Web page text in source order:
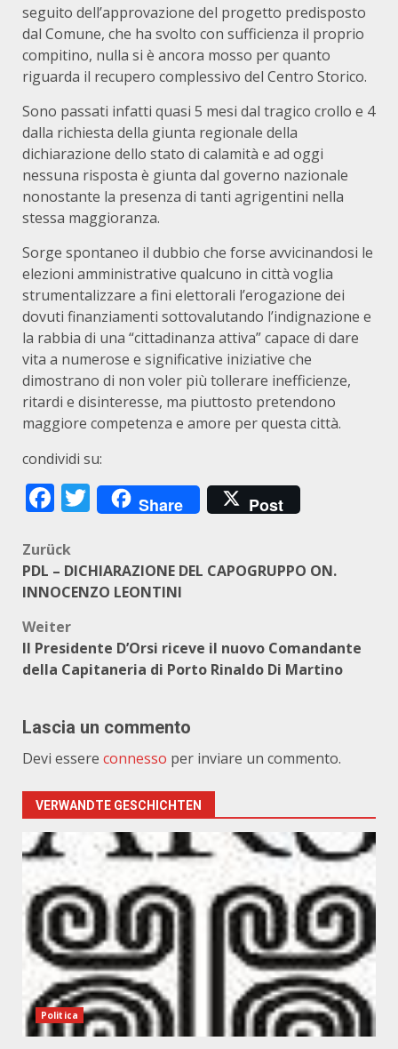
seguito dell’approvazione del progetto predisposto
dal Comune, che ha svolto con sufficienza il proprio
compitino, nulla si è ancora mosso per quanto
riguarda il recupero complessivo del Centro Storico.
Sono passati infatti quasi 5 mesi dal tragico crollo e 4
dalla richiesta della giunta regionale della
dichiarazione dello stato di calamità e ad oggi
nessuna risposta è giunta dal governo nazionale
nonostante la presenza di tanti agrigentini nella
stessa maggioranza.
Sorge spontaneo il dubbio che forse avvicinandosi le
elezioni amministrative qualcuno in città voglia
strumentalizzare a fini elettorali l’erogazione dei
dovuti finanziamenti sottovalutando l’indignazione e
la rabbia di una “cittadinanza attiva” capace di dare
vita a numerose e significative iniziative che
dimostrano di non voler più tollerare inefficienze,
ritardi e disinteresse, ma piuttosto pretendono
maggiore competenza e amore per questa città.
condividi su:
Facebook
Twitter
Share Post
Beitragsnavigation
Zurück
PDL – DICHIARAZIONE DEL CAPOGRUPPO ON.
INNOCENZO LEONTINI
Weiter
Il Presidente D’Orsi riceve il nuovo Comandante
della Capitaneria di Porto Rinaldo Di Martino
Lascia un commento
Devi essere connesso per inviare un commento.
VERWANDTE GESCHICHTEN
Politica